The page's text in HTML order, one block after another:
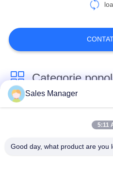
Categorie
Martello elettrico
Sales Manager
5:11
Good day, what product are you